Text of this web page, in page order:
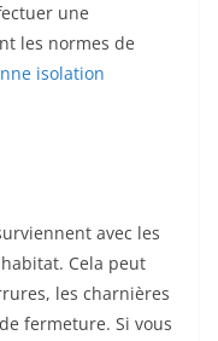
une
les normes de
isolation
avec les
Cela peut
les charnières
fermeture. Si vous